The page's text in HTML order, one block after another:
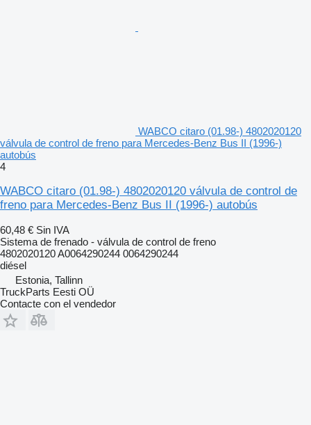
WABCO citaro (01.98-) 4802020120
válvula de control de freno para Mercedes-Benz Bus II (1996-)
autobús
4
WABCO citaro (01.98-) 4802020120 válvula de control de
freno para Mercedes-Benz Bus II (1996-) autobús
60,48 € Sin IVA
Sistema de frenado - válvula de control de freno
4802020120 A0064290244 0064290244
diésel
Estonia, Tallinn
TruckParts Eesti OÜ
Contacte con el vendedor